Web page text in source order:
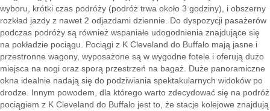
wyboru, krótki czas podróży (podróż trwa około 3 godziny), i obszerny
rozkład jazdy z nawet 2 odjazdami dziennie. Do dyspozycji pasażerów
podczas podróży są również wspaniałe udogodnienia znajdujące się
na pokładzie pociągu. Pociągi z K Cleveland do Buffalo mają jasne i
przestronne wagony, wyposażone są w wygodne fotele i oferują dużo
miejsca na nogi oraz sporą przestrzeń na bagaż. Duże panoramiczne
okna idealnie nadają się do podziwiania spektakularnych widoków po
drodze. Innym powodem, dla którego warto zdecydować się na podróż
pociągiem z K Cleveland do Buffalo jest to, że stacje kolejowe znajdują